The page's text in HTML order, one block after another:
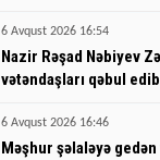
6 Avqust 2026 16:54
Nazir Rəşad Nəbiyev
vətəndaşları qəbul
6 Avqust 2026 16:46
Məşhur şəlaləyə